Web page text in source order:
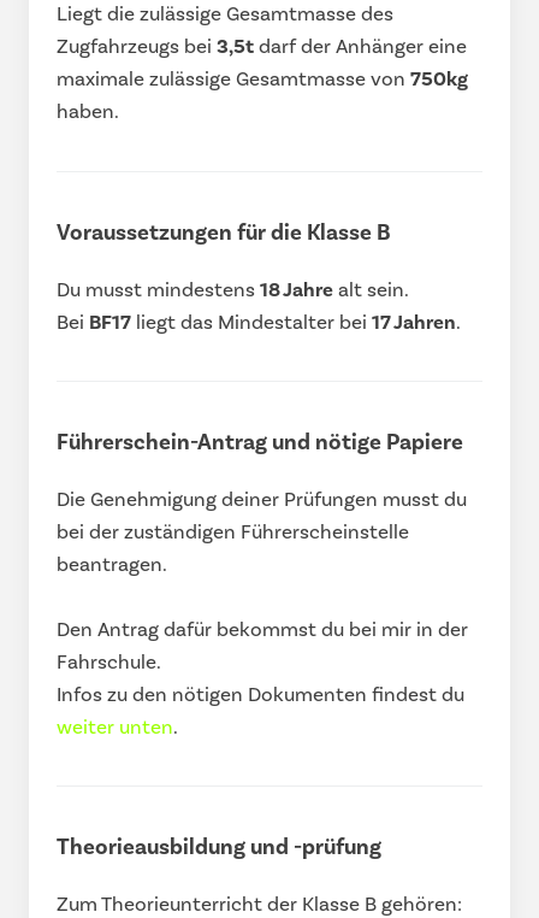
Liegt die zulässige Gesamtmasse des
Zugfahrzeugs bei3,5t darf der Anhänger eine
maximale zulässige Gesamtmasse von750kg
haben.
Voraussetzungen für die Klasse B
Du musst mindestens18 Jahre alt sein.
Bei BF17 liegt das Mindestalter bei17 Jahren.
Führerschein-Antrag und nötige Papiere
Die Genehmigung deiner Prüfungen musst du
bei der zuständigen Führerscheinstelle
beantragen.
Den Antrag dafür bekommst du bei mir in der
Fahrschule.
Infos zu den nötigen Dokumenten findest du
weiter unten.
Theorieausbildung und -prüfung
Zum Theorieunterricht der Klasse B gehören: